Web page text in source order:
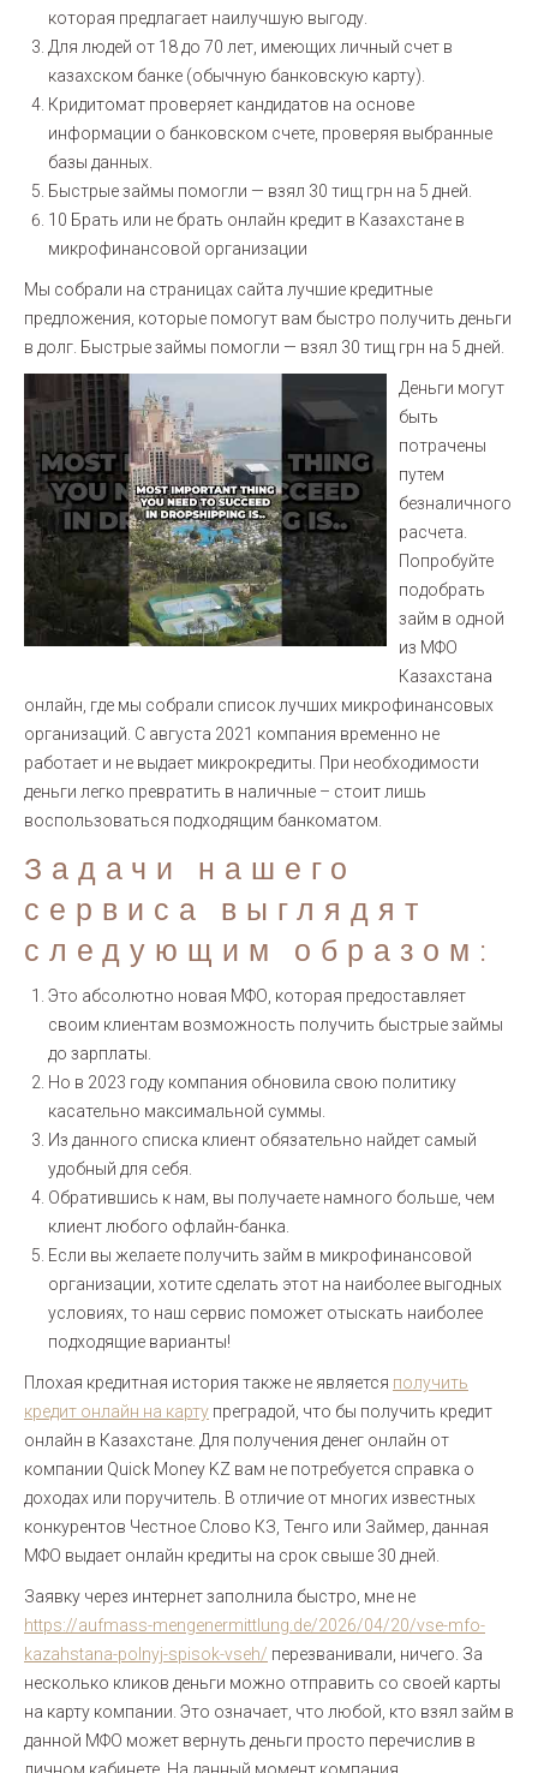
которая предлагает наилучшую выгоду.
Для людей от 18 до 70 лет, имеющих личный счет в
казахском банке (обычную банковскую карту).
Кридитомат проверяет кандидатов на основе
информации о банковском счете, проверяя выбранные
базы данных.
Быстрые займы помогли — взял 30 тищ грн на 5 дней.
10 Брать или не брать онлайн кредит в Казахстане в
микрофинансовой организации
Мы собрали на страницах сайта лучшие кредитные
предложения, которые помогут вам быстро получить деньги
в долг. Быстрые займы помогли — взял 30 тищ грн на 5 дней.
Деньги могут
быть
потрачены
путем
безналичного
расчета.
Попробуйте
подобрать
займ в одной
из МФО
Казахстана
онлайн, где мы собрали список лучших микрофинансовых
организаций. С августа 2021 компания временно не
работает и не выдает микрокредиты. При необходимости
деньги легко превратить в наличные – стоит лишь
воспользоваться подходящим банкоматом.
Задачи нашего
сервиса выглядят
следующим образом:
Это абсолютно новая МФО, которая предоставляет
своим клиентам возможность получить быстрые займы
до зарплаты.
Но в 2023 году компания обновила свою политику
касательно максимальной суммы.
Из данного списка клиент обязательно найдет самый
удобный для себя.
Обратившись к нам, вы получаете намного больше, чем
клиент любого офлайн-банка.
Если вы желаете получить займ в микрофинансовой
организации, хотите сделать этот на наиболее выгодных
условиях, то наш сервис поможет отыскать наиболее
подходящие варианты!
Плохая кредитная история также не является получить
кредит онлайн на карту преградой, что бы получить кредит
онлайн в Казахстане. Для получения денег онлайн от
компании Quick Money KZ вам не потребуется справка о
доходах или поручитель. В отличие от многих известных
конкурентов Честное Слово КЗ, Тенго или Займер, данная
МФО выдает онлайн кредиты на срок свыше 30 дней.
Заявку через интернет заполнила быстро, мне не
https://aufmass-mengenermittlung.de/2026/04/20/vse-mfo-
kazahstana-polnyj-spisok-vseh/ перезванивали, ничего. За
несколько кликов деньги можно отправить со своей карты
на карту компании. Это означает, что любой, кто взял займ в
данной МФО может вернуть деньги просто перечислив в